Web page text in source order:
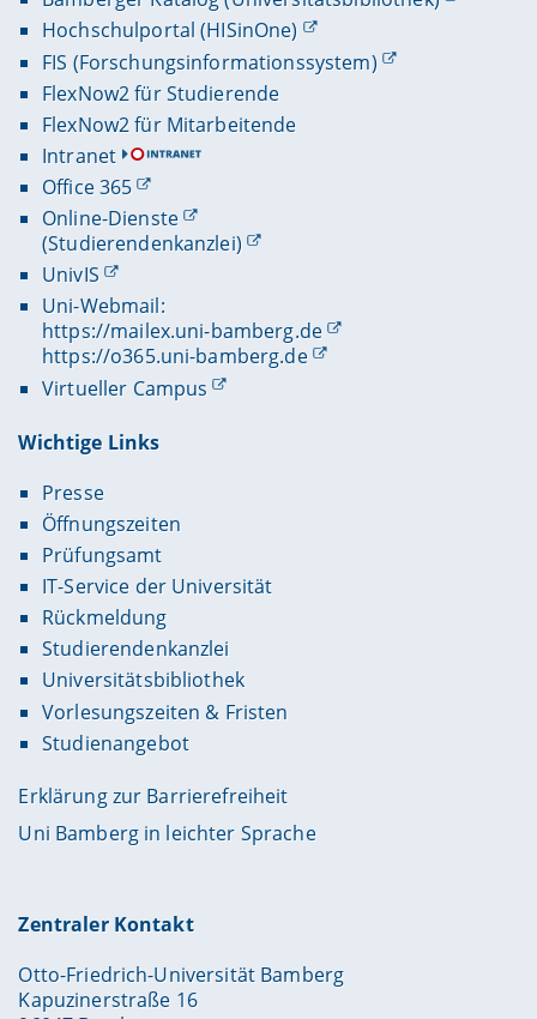
Hochschulportal (HISinOne)
FIS (Forschungsinformationssystem)
FlexNow2 für Studierende
FlexNow2 für Mitarbeitende
Intranet
Office 365
Online-Dienste
(Studierendenkanzlei)
UnivIS
Uni-Webmail:
https://mailex.uni-bamberg.de
https://o365.uni-bamberg.de
Virtueller Campus
Wichtige Links
Presse
Öffnungszeiten
Prüfungsamt
IT-Service der Universität
Rückmeldung
Studierendenkanzlei
Universitätsbibliothek
Vorlesungszeiten & Fristen
Studienangebot
Erklärung zur Barrierefreiheit
Uni Bamberg in leichter Sprache
Zentraler Kontakt
Otto-Friedrich-Universität Bamberg
Kapuzinerstraße 16